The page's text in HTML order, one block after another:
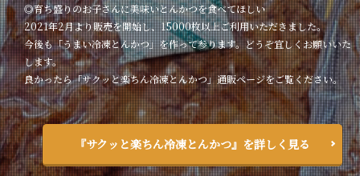
◎育ち盛りのお子さんに美味いとんかつを食べてほしい
2021年2月より販売を開始し、15000枚以上ご利用いただきました。
今後も「うまい冷凍とんかつ」を作って参ります。どうぞ宜しくお願いいた
します。
良かったら「サクッと楽ちん冷凍とんかつ」通販ページをご覧ください。
『サクッと楽ちん冷凍とんかつ』を詳しく見る